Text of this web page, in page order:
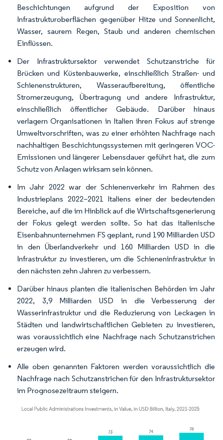
Beschichtungen aufgrund der Exposition von
Infrastrukturoberflächen gegenüber Hitze und Sonnenlicht,
Wasser, saurem Regen, Staub und anderen chemischen
Einflüssen.
Der Infrastruktursektor verwendet Schutzanstriche für
Brücken und Küstenbauwerke, einschließlich Straßen- und
Schienenstrukturen, Wasseraufbereitung, öffentliche
Stromerzeugung, Übertragung und andere Infrastruktur,
einschließlich öffentlicher Gebäude. Darüber hinaus
verlagern Organisationen in Italien ihren Fokus auf strenge
Umweltvorschriften, was zu einer erhöhten Nachfrage nach
nachhaltigen Beschichtungssystemen mit geringeren VOC-
Emissionen und längerer Lebensdauer geführt hat, die zum
Schutz von Anlagen wirksam sein können.
Im Jahr 2022 war der Schienenverkehr im Rahmen des
Industrieplans 2022–2021 Italiens einer der bedeutenden
Bereiche, auf die im Hinblick auf die Wirtschaftsgenerierung
der Fokus gelegt werden sollte. So hat das italienische
Eisenbahnunternehmen FS geplant, rund 190 Milliarden USD
in den Überlandverkehr und 160 Milliarden USD in die
Infrastruktur zu investieren, um die Schieneninfrastruktur in
den nächsten zehn Jahren zu verbessern.
Darüber hinaus planten die italienischen Behörden im Jahr
2022, 3,9 Milliarden USD in die Verbesserung der
Wasserinfrastruktur und die Reduzierung von Leckagen in
Städten und landwirtschaftlichen Gebieten zu investieren,
was voraussichtlich eine Nachfrage nach Schutzanstrichen
erzeugen wird.
Alle oben genannten Faktoren werden voraussichtlich die
Nachfrage nach Schutzanstrichen für den Infrastruktursektor
im Prognosezeitraum steigern.